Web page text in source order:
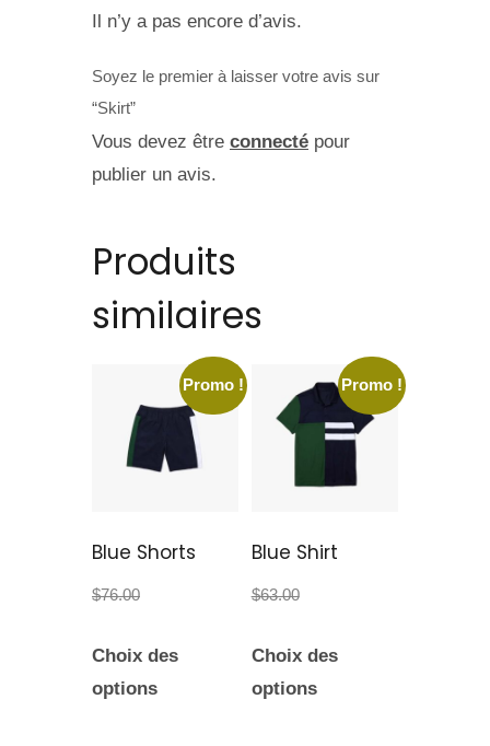
Il n’y a pas encore d’avis.
Soyez le premier à laisser votre avis sur
“Skirt”
Vous devez être connecté pour
publier un avis.
Produits
similaires
Promo !
Blue Shorts
$76.00
Choix des
options
Promo !
Blue Shirt
$63.00
Choix des
options